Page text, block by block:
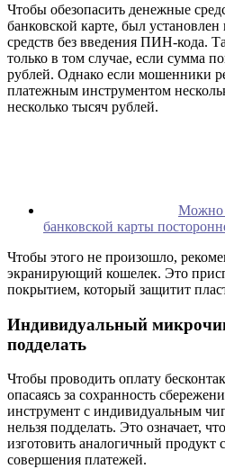
Чтобы обезопасить денежные
банковской карте, был
средств без введения ПИН-кода.
только в том случае, если сумма
рублей. Однако если мошенники
платежным инструментом
несколько тысяч рублей.
Можно
банковской карты
Чтобы этого не произошло,
экранирующий кошелек. Это
покрытием, который защитит
Индивидуальный
подделать
Чтобы проводить оплату
опасаясь за сохранность
инструмент с индивидуальным
нельзя подделать. Это означает,
изготовить аналогичный продукт
совершения платежей.